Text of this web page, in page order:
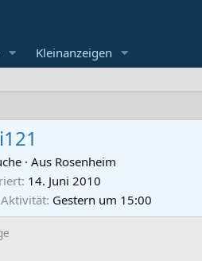
Kleinanzeigen
· Aus Rosenheim
14. Juni 2010
Gestern um 15:00